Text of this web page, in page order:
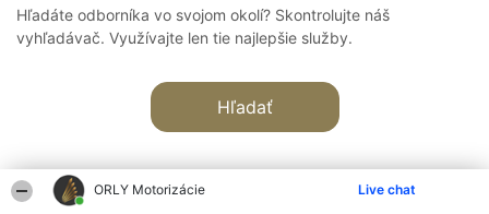
ORLY Motorizácie Live chat
Hľadáte odborníka vo svojom okolí? Skontrolujte náš
vyhľadávač. Využívajte len tie najlepšie služby.
Hľadať